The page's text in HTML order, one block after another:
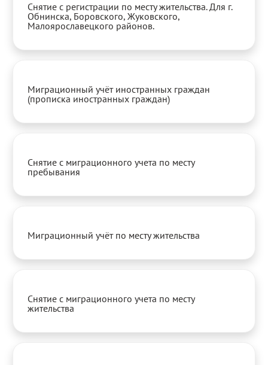
Снятие с регистрации по месту жительства. Для г.
Обнинска, Боровского, Жуковского,
Малоярославецкого районов.
Миграционный учёт иностранных граждан
(прописка иностранных граждан)
Снятие с миграционного учета по месту
пребывания
Миграционный учёт по месту жительства
Снятие с миграционного учета по месту
жительства